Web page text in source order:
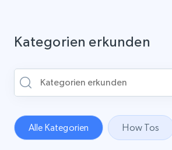
Kategorien erkunden
Alle Kategorien How Tos